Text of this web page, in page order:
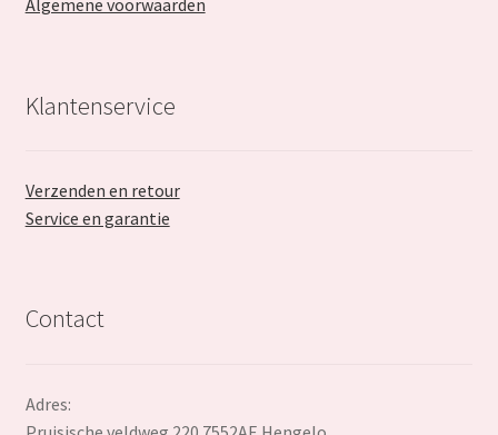
Algemene voorwaarden
Klantenservice
Verzenden en retour
Service en garantie
Contact
Adres: